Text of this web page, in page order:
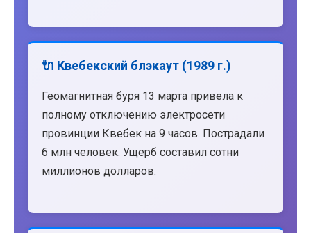
🔌 Квебекский блэкаут (1989 г.)
Геомагнитная буря 13 марта привела к
полному отключению электросети
провинции Квебек на 9 часов. Пострадали
6 млн человек. Ущерб составил сотни
миллионов долларов.